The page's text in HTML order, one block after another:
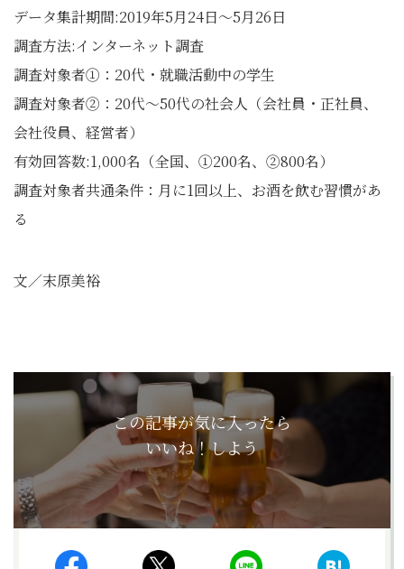
データ集計期間:2019年5月24日〜5月26日
調査方法:インターネット調査
調査対象者①：20代・就職活動中の学生
調査対象者②：20代〜50代の社会人（会社員・正社員、
会社役員、経営者）
有効回答数:1,000名（全国、①200名、②800名）
調査対象者共通条件：月に1回以上、お酒を飲む習慣があ
る
文／末原美裕
この記事が気に入ったら
いいね！しよう